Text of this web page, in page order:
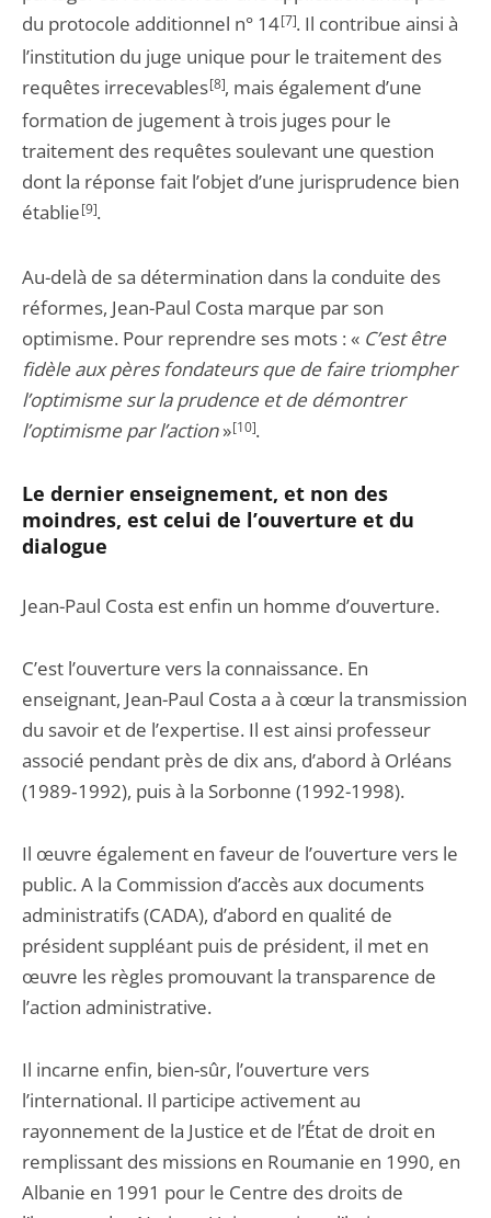
du protocole additionnel n° 14[7]. Il contribue ainsi à
l’institution du juge unique pour le traitement des
requêtes irrecevables[8], mais également d’une
formation de jugement à trois juges pour le
traitement des requêtes soulevant une question
dont la réponse fait l’objet d’une jurisprudence bien
établie[9].
Au-delà de sa détermination dans la conduite des
réformes, Jean-Paul Costa marque par son
optimisme. Pour reprendre ses mots : « C’est être
fidèle aux pères fondateurs que de faire triompher
l’optimisme sur la prudence et de démontrer
l’optimisme par l’action»[10].
Le dernier enseignement, et non des
moindres, est celui de l’ouverture et du
dialogue
Jean-Paul Costa est enfin un homme d’ouverture.
C’est l’ouverture vers la connaissance. En
enseignant, Jean-Paul Costa a à cœur la transmission
du savoir et de l’expertise. Il est ainsi professeur
associé pendant près de dix ans, d’abord à Orléans
(1989‑1992), puis à la Sorbonne (1992-1998).
Il œuvre également en faveur de l’ouverture vers le
public. A la Commission d’accès aux documents
administratifs (CADA), d’abord en qualité de
président suppléant puis de président, il met en
œuvre les règles promouvant la transparence de
l’action administrative.
Il incarne enfin, bien-sûr, l’ouverture vers
l’international. Il participe activement au
rayonnement de la Justice et de l’État de droit en
remplissant des missions en Roumanie en 1990, en
Albanie en 1991 pour le Centre des droits de